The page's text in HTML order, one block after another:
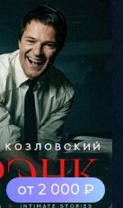
от 2 000 ₽